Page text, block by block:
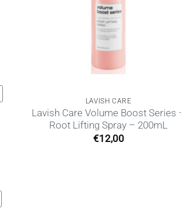
LAVISH CARE
Lavish Care Volume Boost Series
Root Lifting Spray – 200mL
€12,00